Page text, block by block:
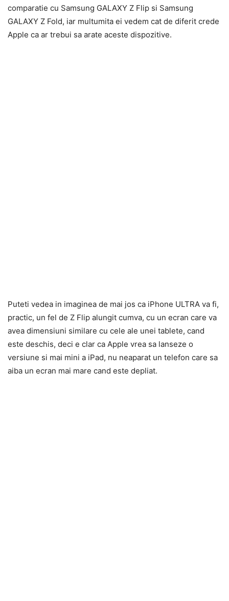
comparatie cu Samsung GALAXY Z Flip si Samsung
GALAXY Z Fold, iar multumita ei vedem cat de diferit crede
Apple ca ar trebui sa arate aceste dispozitive.
Puteti vedea in imaginea de mai jos ca iPhone ULTRA va fi,
practic, un fel de Z Flip alungit cumva, cu un ecran care va
avea dimensiuni similare cu cele ale unei tablete, cand
este deschis, deci e clar ca Apple vrea sa lanseze o
versiune si mai mini a iPad, nu neaparat un telefon care sa
aiba un ecran mai mare cand este depliat.